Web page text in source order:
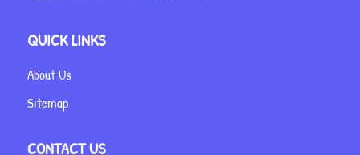
QUICK LINKS
About Us
Sitemap
CONTACT US